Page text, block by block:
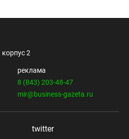
2
реклама
8 (843) 203-48-47
mir@business-gazeta.ru
twitter